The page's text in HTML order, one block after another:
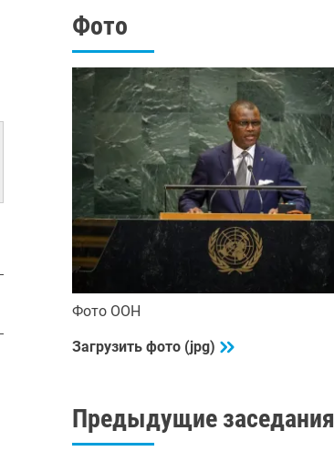
seconds
90%
Фото
Фото ООН
Загрузить фото (jpg)
Предыдущие заседания